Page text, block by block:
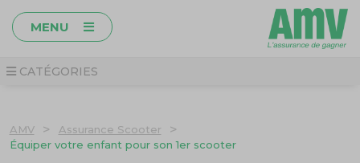
MENU
CATÉGORIES
AMV > Assurance Scooter >
Équiper votre enfant pour son 1er scooter